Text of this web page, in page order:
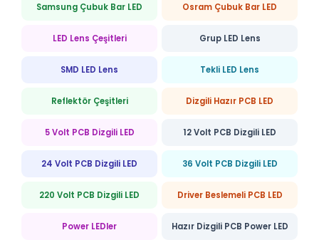
Samsung Çubuk Bar LED Osram Çubuk Bar LED
LED Lens Çeşitleri Grup LED Lens
SMD LED Lens Tekli LED Lens
Reflektör Çeşitleri Dizgili Hazır PCB LED
5 Volt PCB Dizgili LED 12 Volt PCB Dizgili LED
24 Volt PCB Dizgili LED 36 Volt PCB Dizgili LED
220 Volt PCB Dizgili LED Driver Beslemeli PCB LED
Power LEDler Hazır Dizgili PCB Power LED